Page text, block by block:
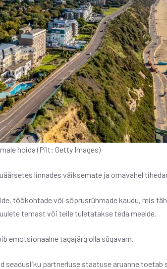
hoida (Pilt: Getty Images)
linnades väiksemate ja omavahel
töökohtade või sõprusrühmade kaudu, mis
temast või teile tuletatakse teda meelde.
emotsionaalne tagajärg olla sügavam.
partnerluse staatuse aruanne toetab